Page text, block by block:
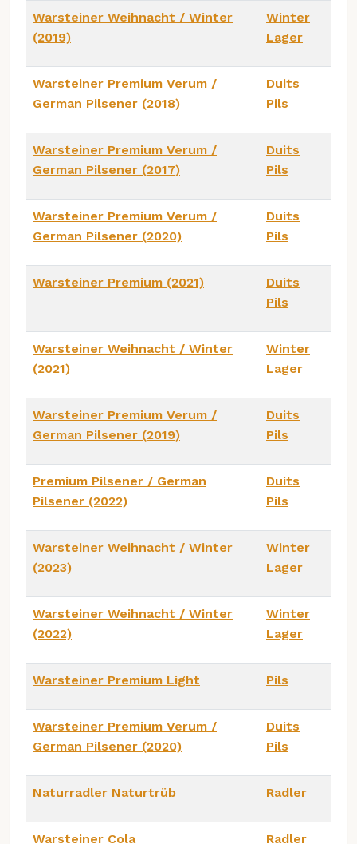
Warsteiner Weihnacht / Winter
(2019)
Winter
Lager
Warsteiner Premium Verum /
German Pilsener (2018)
Duits
Pils
Warsteiner Premium Verum /
German Pilsener (2017)
Duits
Pils
Warsteiner Premium Verum /
German Pilsener (2020)
Duits
Pils
Warsteiner Premium (2021)
Duits
Pils
Warsteiner Weihnacht / Winter
(2021)
Winter
Lager
Warsteiner Premium Verum /
German Pilsener (2019)
Duits
Pils
Premium Pilsener / German
Pilsener (2022)
Duits
Pils
Warsteiner Weihnacht / Winter
(2023)
Winter
Lager
Warsteiner Weihnacht / Winter
(2022)
Winter
Lager
Warsteiner Premium Light Pils
Warsteiner Premium Verum /
German Pilsener (2020)
Duits
Pils
Naturradler Naturtrüb Radler
Warsteiner Cola Radler